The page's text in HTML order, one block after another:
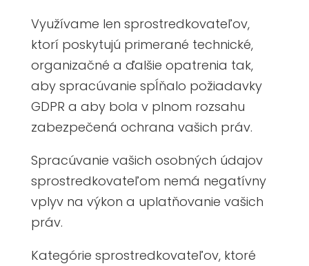
Využívame len sprostredkovateľov,
ktorí poskytujú primerané technické,
organizačné a ďalšie opatrenia tak,
aby spracúvanie spĺňalo požiadavky
GDPR a aby bola v plnom rozsahu
zabezpečená ochrana vašich práv.
Spracúvanie vašich osobných údajov
sprostredkovateľom nemá negatívny
vplyv na výkon a uplatňovanie vašich
práv.
Kategórie sprostredkovateľov, ktoré